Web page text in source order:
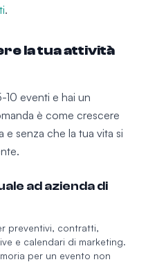
.
la tua attività
10 eventi e hai un
è come crescere
e senza che la tua vita si
ad azienda di
preventivi, contratti,
e calendari di marketing.
per un evento non